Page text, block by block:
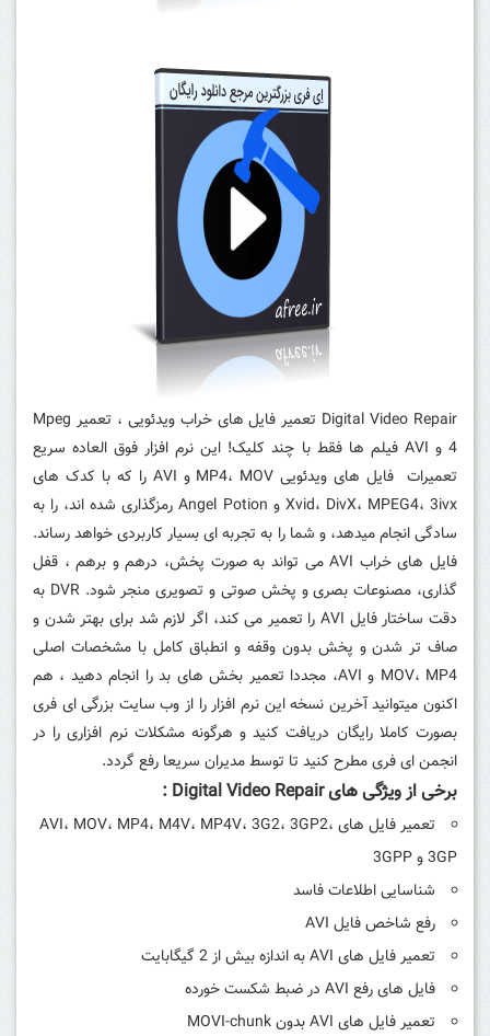
Digital Video Repair تعمیر فایل های خراب ویدئویی ، تعمیر Mpeg
4 و AVI فیلم ها فقط با چند کلیک! این نرم افزار فوق العاده سریع
تعمیرات فایل های ویدئویی MP4، MOV و AVI را که با کدک های
Xvid، DivX، MPEG4، 3ivx و Angel Potion رمزگذاری شده اند، را به
سادگی انجام میدهد، و شما را به تجربه ای بسیار کاربردی خواهد رساند.
فایل های خراب AVI می تواند به صورت پخش، درهم و برهم ، قفل
گذاری، مصنوعات بصری و پخش صوتی و تصویری منجر شود. DVR به
دقت ساختار فایل AVI را تعمیر می کند، اگر لازم شد برای بهتر شدن و
صاف تر شدن و پخش بدون وقفه و انطباق کامل با مشخصات اصلی
MOV، MP4 و AVI، مجددا تعمیر بخش های بد را انجام دهید ، هم
اکنون میتوانید آخرین نسخه این نرم افزار را از وب سایت بزرگی ای فری
بصورت کاملا رایگان دریافت کنید و هرگونه مشکلات نرم افزاری را در
انجمن ای فری مطرح کنید تا توسط مدیران سریعا رفع گردد.
برخی از ویژگی های Digital Video Repair :
تعمیر فایل های AVI، MOV، MP4، M4V، MP4V، 3G2، 3GP2،
3GP و 3GPP
شناسایی اطلاعات فاسد
رفع شاخص فایل AVI
تعمیر فایل های AVI به اندازه بیش از 2 گیگابایت
فایل های رفع AVI در ضبط شکست خورده
تعمیر فایل های AVI بدون MOVI-chunk